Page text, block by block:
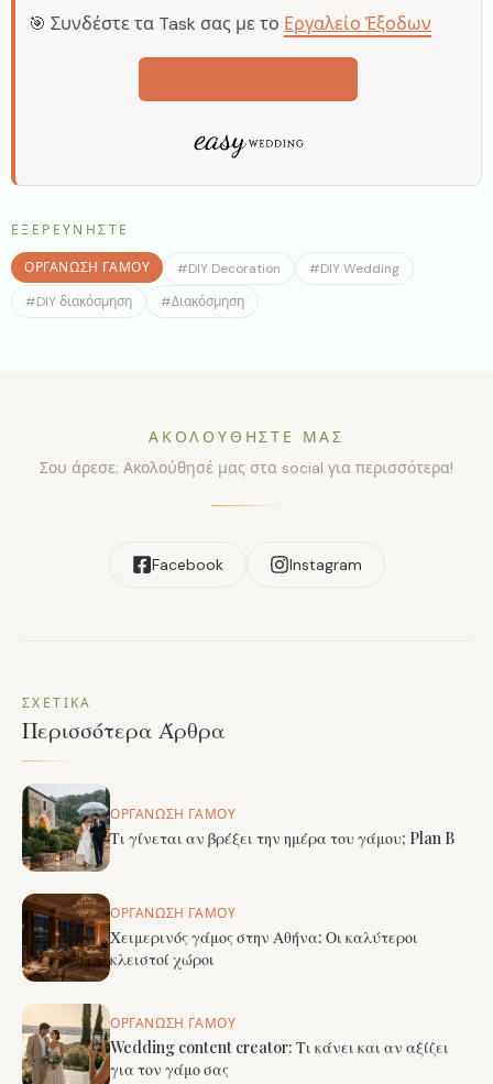
🎯 Συνδέστε τα Task σας με το Εργαλείο Έξοδων
ΕΞΕΡΕΥΝΉΣΤΕ
ΟΡΓΆΝΩΣΗ ΓΆΜΟΥ #DIY Decoration #DIY Wedding
#DIY διακόσμηση #Διακόσμηση
ΑΚΟΛΟΥΘΉΣΤΕ ΜΑΣ
Σου άρεσε; Ακολούθησέ μας στα social για περισσότερα!
Facebook Instagram
ΣΧΕΤΙΚΆ
Περισσότερα Άρθρα
ΟΡΓΆΝΩΣΗ ΓΆΜΟΥ
Τι γίνεται αν βρέξει την ημέρα του γάμου; Plan B
ΟΡΓΆΝΩΣΗ ΓΆΜΟΥ
Χειμερινός γάμος στην Αθήνα: Οι καλύτεροι
κλειστοί χώροι
ΟΡΓΆΝΩΣΗ ΓΆΜΟΥ
Wedding content creator: Τι κάνει και αν αξίζει
για τον γάμο σας